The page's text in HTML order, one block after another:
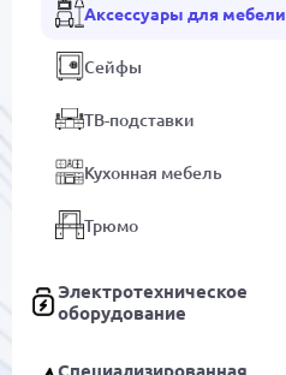
Аксессуары для мебели
Сейфы
ТВ-подставки
Кухонная мебель
Трюмо
Электротехническое
оборудование